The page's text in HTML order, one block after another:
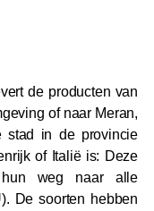
de producten van
of naar Meran,
stad in de provincie
of Italië is: Deze
hun weg naar alle
De soorten hebben